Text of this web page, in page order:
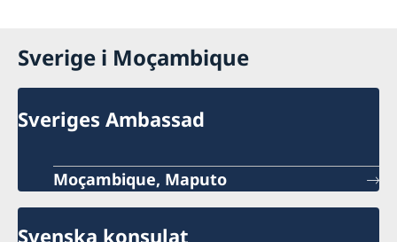
Sverige i Moçambique
Sveriges Ambassad
Moçambique, Maputo
Svenska konsulat